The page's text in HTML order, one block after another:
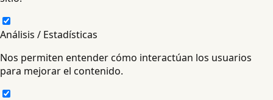
Análisis / Estadísticas
Nos permiten entender cómo interactúan los usuarios
para mejorar el contenido.